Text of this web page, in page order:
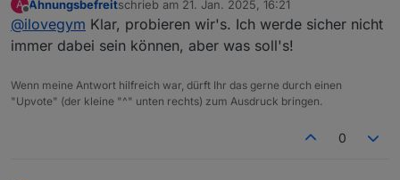
@ Linedancer @Meister-Mopper
@strikegun @ticaki
Sind hier doch schon einige Dinge zu
supporten, was wir sehr schoen
online machen koennen, gerade was
Was haltet ihr davon, jeden 1. Montag
ich aber eher unterwegs.. :)
ein Anfang gemacht ist.. :
iobroker Usertreffen FFM
A
Offline
Ahnungsbefreitschrieb am 21. Jan. 2025, 16:21
zuletzt editiert von
@ilovegym Klar, probieren wir's. Ich werde sicher nicht
immer dabei sein können, aber was soll's!
Wenn meine Antwort hilfreich war, dürft Ihr das gerne durch einen
"Upvote" (der kleine "^" unten rechts) zum Ausdruck bringen.
0